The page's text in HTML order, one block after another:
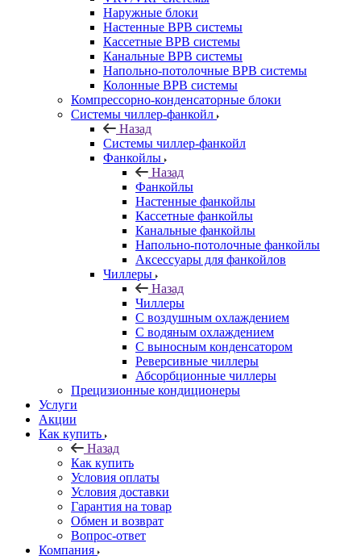
Наружные блоки
Настенные ВРВ системы
Кассетные ВРВ системы
Канальные ВРВ системы
Напольно-потолочные ВРВ системы
Колонные ВРВ системы
Компрессорно-конденсаторные блоки
Системы чиллер-фанкойл
Назад
Системы чиллер-фанкойл
Фанкойлы
Назад
Фанкойлы
Настенные фанкойлы
Кассетные фанкойлы
Канальные фанкойлы
Напольно-потолочные фанкойлы
Аксессуары для фанкойлов
Чиллеры
Назад
Чиллеры
С воздушным охлаждением
С водяным охлаждением
С выносным конденсатором
Реверсивные чиллеры
Абсорбционные чиллеры
Прецизионные кондиционеры
Услуги
Акции
Как купить
Назад
Как купить
Условия оплаты
Условия доставки
Гарантия на товар
Обмен и возврат
Вопрос-ответ
Компания